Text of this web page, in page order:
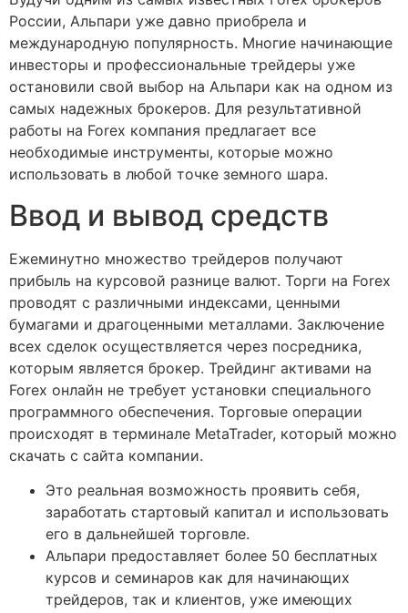
России, Альпари уже давно приобрела и
международную популярность. Многие начинающие
инвесторы и профессиональные трейдеры уже
остановили свой выбор на Альпари как на одном из
самых надежных брокеров. Для результативной
работы на Forex компания предлагает все
необходимые инструменты, которые можно
использовать в любой точке земного шара.
Ввод и вывод средств
Ежеминутно множество трейдеров получают
прибыль на курсовой разнице валют. Торги на Forex
проводят с различными индексами, ценными
бумагами и драгоценными металлами. Заключение
всех сделок осуществляется через посредника,
которым является брокер. Трейдинг активами на
Forex онлайн не требует установки специального
программного обеспечения. Торговые операции
происходят в терминале MetaTrader, который можно
скачать с сайта компании.
Это реальная возможность проявить себя,
заработать стартовый капитал и использовать
его в дальнейшей торговле.
Альпари предоставляет более 50 бесплатных
курсов и семинаров как для начинающих
трейдеров, так и клиентов, уже имеющих